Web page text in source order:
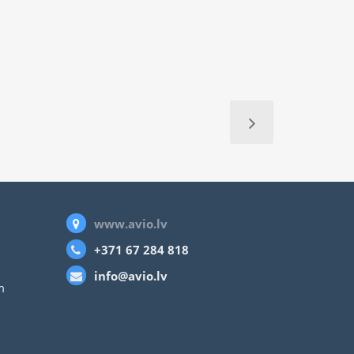
www.avio.lv
+371 67 284 818
info@avio.lv